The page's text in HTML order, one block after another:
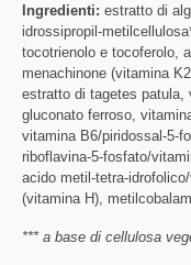
Ingredienti: estratto di
idrossipropil-
tocotrienolo e tocoferolo,
menachinone (vitamina
estratto di tagetes patula,
gluconato ferroso,
vitamina B6/piridossal-5-
riboflavina-5-fosfato/
acido metil-tetra-
(vitamina H),
*** a base di cellulosa